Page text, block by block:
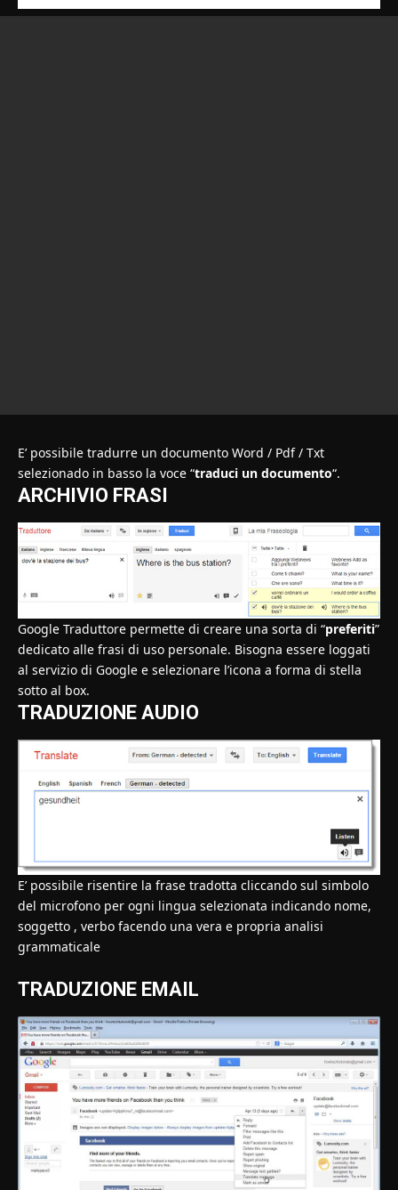
E’ possibile tradurre un documento Word / Pdf / Txt
selezionado in basso la voce “traduci un documento“.
ARCHIVIO FRASI
Google Traduttore permette di creare una sorta di “preferiti”
dedicato alle frasi di uso personale. Bisogna essere loggati
al servizio di Google e selezionare l’icona a forma di stella
sotto al box.
TRADUZIONE AUDIO
E’ possibile risentire la frase tradotta cliccando sul simbolo
del microfono per ogni lingua selezionata indicando nome,
soggetto , verbo facendo una vera e propria analisi
grammaticale
TRADUZIONE EMAIL